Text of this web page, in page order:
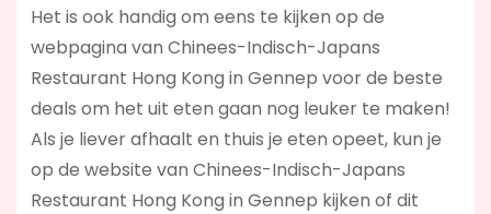
Het is ook handig om eens te kijken op de
webpagina van Chinees-Indisch-Japans
Restaurant Hong Kong in Gennep voor de beste
deals om het uit eten gaan nog leuker te maken!
Als je liever afhaalt en thuis je eten opeet, kun je
op de website van Chinees-Indisch-Japans
Restaurant Hong Kong in Gennep kijken of dit